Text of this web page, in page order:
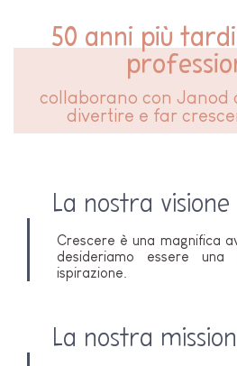
50 anni più
collaborano con Janod
divertire e far
La nostra visione
Crescere è una magnifica
desideriamo essere
ispirazione.
La nostra